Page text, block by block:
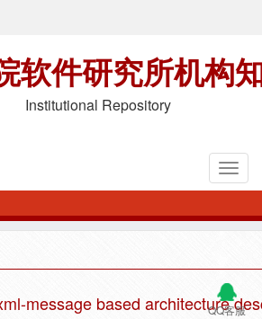
软件研究所机构
Institutional Repository
QQ客服
message based architecture